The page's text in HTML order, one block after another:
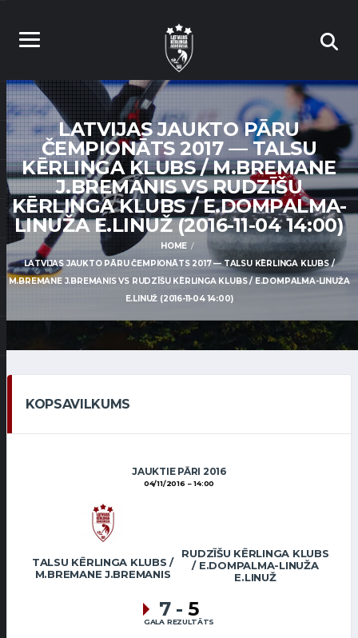
LATVIJAS JAUKTO PĀRU
ČEMPIONĀTS 2017 — TALSU
KĒRLINGA KLUBS / M.BREMANE
J.BREMANIS VS RUDZĪŠU
KĒRLINGA KLUBS / E.DOMPALMA-
LINUŽA E.LINUŽ (2016-11-04 14:00)
HOME
LATVIJAS JAUKTO PĀRU ČEMPIONĀTS 2017 — TALSU KĒRLINGA KLUBS /
M.BREMANE J.BREMANIS VS RUDZĪŠU KĒRLINGA KLUBS / E.DOMPALMA-LINUŽA
E.LINUŽ (2016-11-04 14:00)
KOPSAVILKUMS
JAUKTIE PĀRI 2016
04/11/2016 14:00
TALSU KĒRLINGA KLUBS /
M.BREMANE J.BREMANIS
RUDZĪŠU KĒRLINGA KLUBS
/ E.DOMPALMA-LINUŽA
E.LINUŽ
7 - 5
GALA REZULTĀTS